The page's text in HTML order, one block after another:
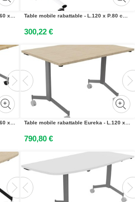
Table mobile rabattable Eureka - L.160 x P.80 cm - Plateau Argile - Pieds Noir Table mobile rabattable - L.120 x P.80 cm - Plateau Chêne - Pieds Blanc
300,22 €
Table mobile rabattable Eureka - L.160 x P.80 cm - Plateau Chêne Nebraska - Pieds Aluminium Table mobile rabattable Eureka - L.120 x P.80 cm - Plateau Chêne - Pieds Aluminium
790,80 €